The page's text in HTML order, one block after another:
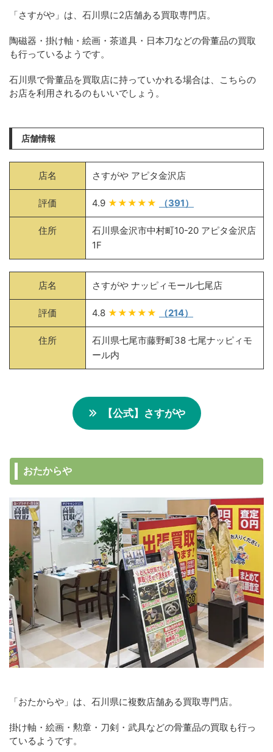
「さすがや」は、石川県に2店舗ある買取専門店。
陶磁器・掛け軸・絵画・茶道具・日本刀などの骨董品の買取
も行っているようです。
石川県で骨董品を買取店に持っていかれる場合は、こちらの
お店を利用されるのもいいでしょう。
店舗情報
店名 さすがや アピタ金沢店
評価 4.9 ★★★★★ （391）
住所
石川県金沢市中村町10-20 アピタ金沢店
1F
店名 さすがや ナッピィモール七尾店
評価 4.8 ★★★★★ （214）
住所
石川県七尾市藤野町38 七尾ナッピィモ
ール内
【公式】さすがや
おたからや
「おたからや」は、石川県に複数店舗ある買取専門店。
掛け軸・絵画・勲章・刀剣・武具などの骨董品の買取も行っ
ているようです。